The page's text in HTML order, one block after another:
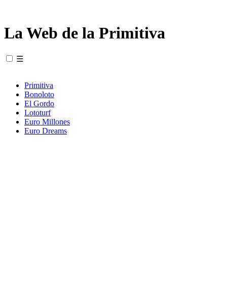
La Web de la Primitiva
☰
Primitiva
Bonoloto
El Gordo
Lototurf
Euro Millones
Euro Dreams